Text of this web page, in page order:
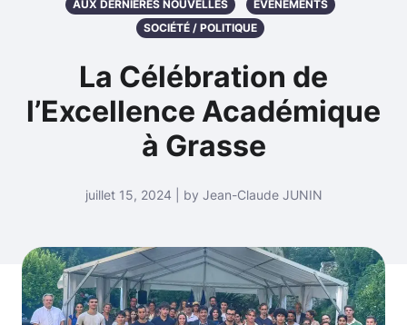
AUX DERNIÈRES NOUVELLES
ÉVÈNEMENTS
SOCIÉTÉ / POLITIQUE
La Célébration de
l’Excellence Académique
à Grasse
juillet 15, 2024 | by Jean-Claude JUNIN